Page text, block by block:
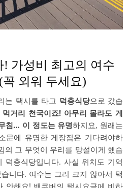
! 가성비 최고의 여수
외워 두세요)
는 택시를 타고 덕충식당으로 갔습
거리 천국이죠! 아무리 몰라도 게
침… 이 정도는 유명하지요, 원래는
문에 유명한 게장집은 기다려야하
의 그 무엇이 우리를 망설이게 했습
덕충식당입니다. 사실 위치도 기억
니다. 여수는 그리 크지 않아서 택
안해요! 밴쿠버의 택시요금에 비하